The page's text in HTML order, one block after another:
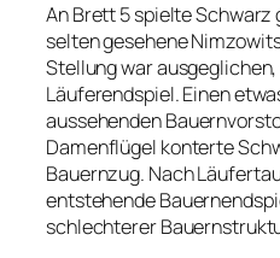
An Brett 5 spielte Schwarz
selten gesehene
Stellung war
Läuferendspiel. Einen
aussehenden
Damenflügel konterte
Bauernzug. Nach
entstehende
schlechterer